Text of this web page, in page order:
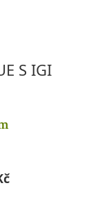
S IGI